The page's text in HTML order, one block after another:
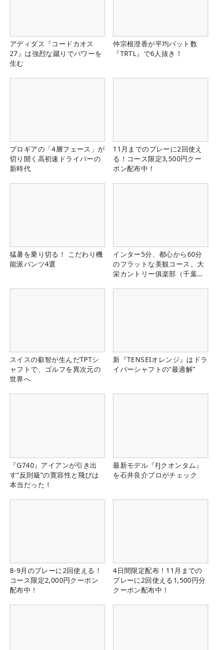
アディダス『コードカオス
27』は強烈な蹴りでパワーを
生む
仲宗根澄香が平均パット数
『TRTL』で6人抜き！
プロギアの「4層フェース」が
切り開く高初速ドライバーの
新時代
11月までのプレーに2回使え
る！コース限定3,500円クー
ポン配布中！
猛暑を乗り切る！ こだわり機
能派パンツ4選
インター5分、都心から60分
のフラットな美観コース。大
栄カントリー俱楽部（千葉
スイスの叡智が生んだTPTシ
ャフトで、ゴルフを異次元の
世界へ
新『TENSEIオレンジ』はドラ
イバーシャフトの“最適解”
『G740』アイアンが引き出
す“反則級”の寛容性と飛びは
本当だった！
最新モデル『FJクオンタム』
を石井良介プロがチェック
8-9月のプレーに2回使える！
コース限定2,000円クーポン
配布中！
4日間限定配布！11月までの
プレーに2回使える1,500円分
クーポン配布中！